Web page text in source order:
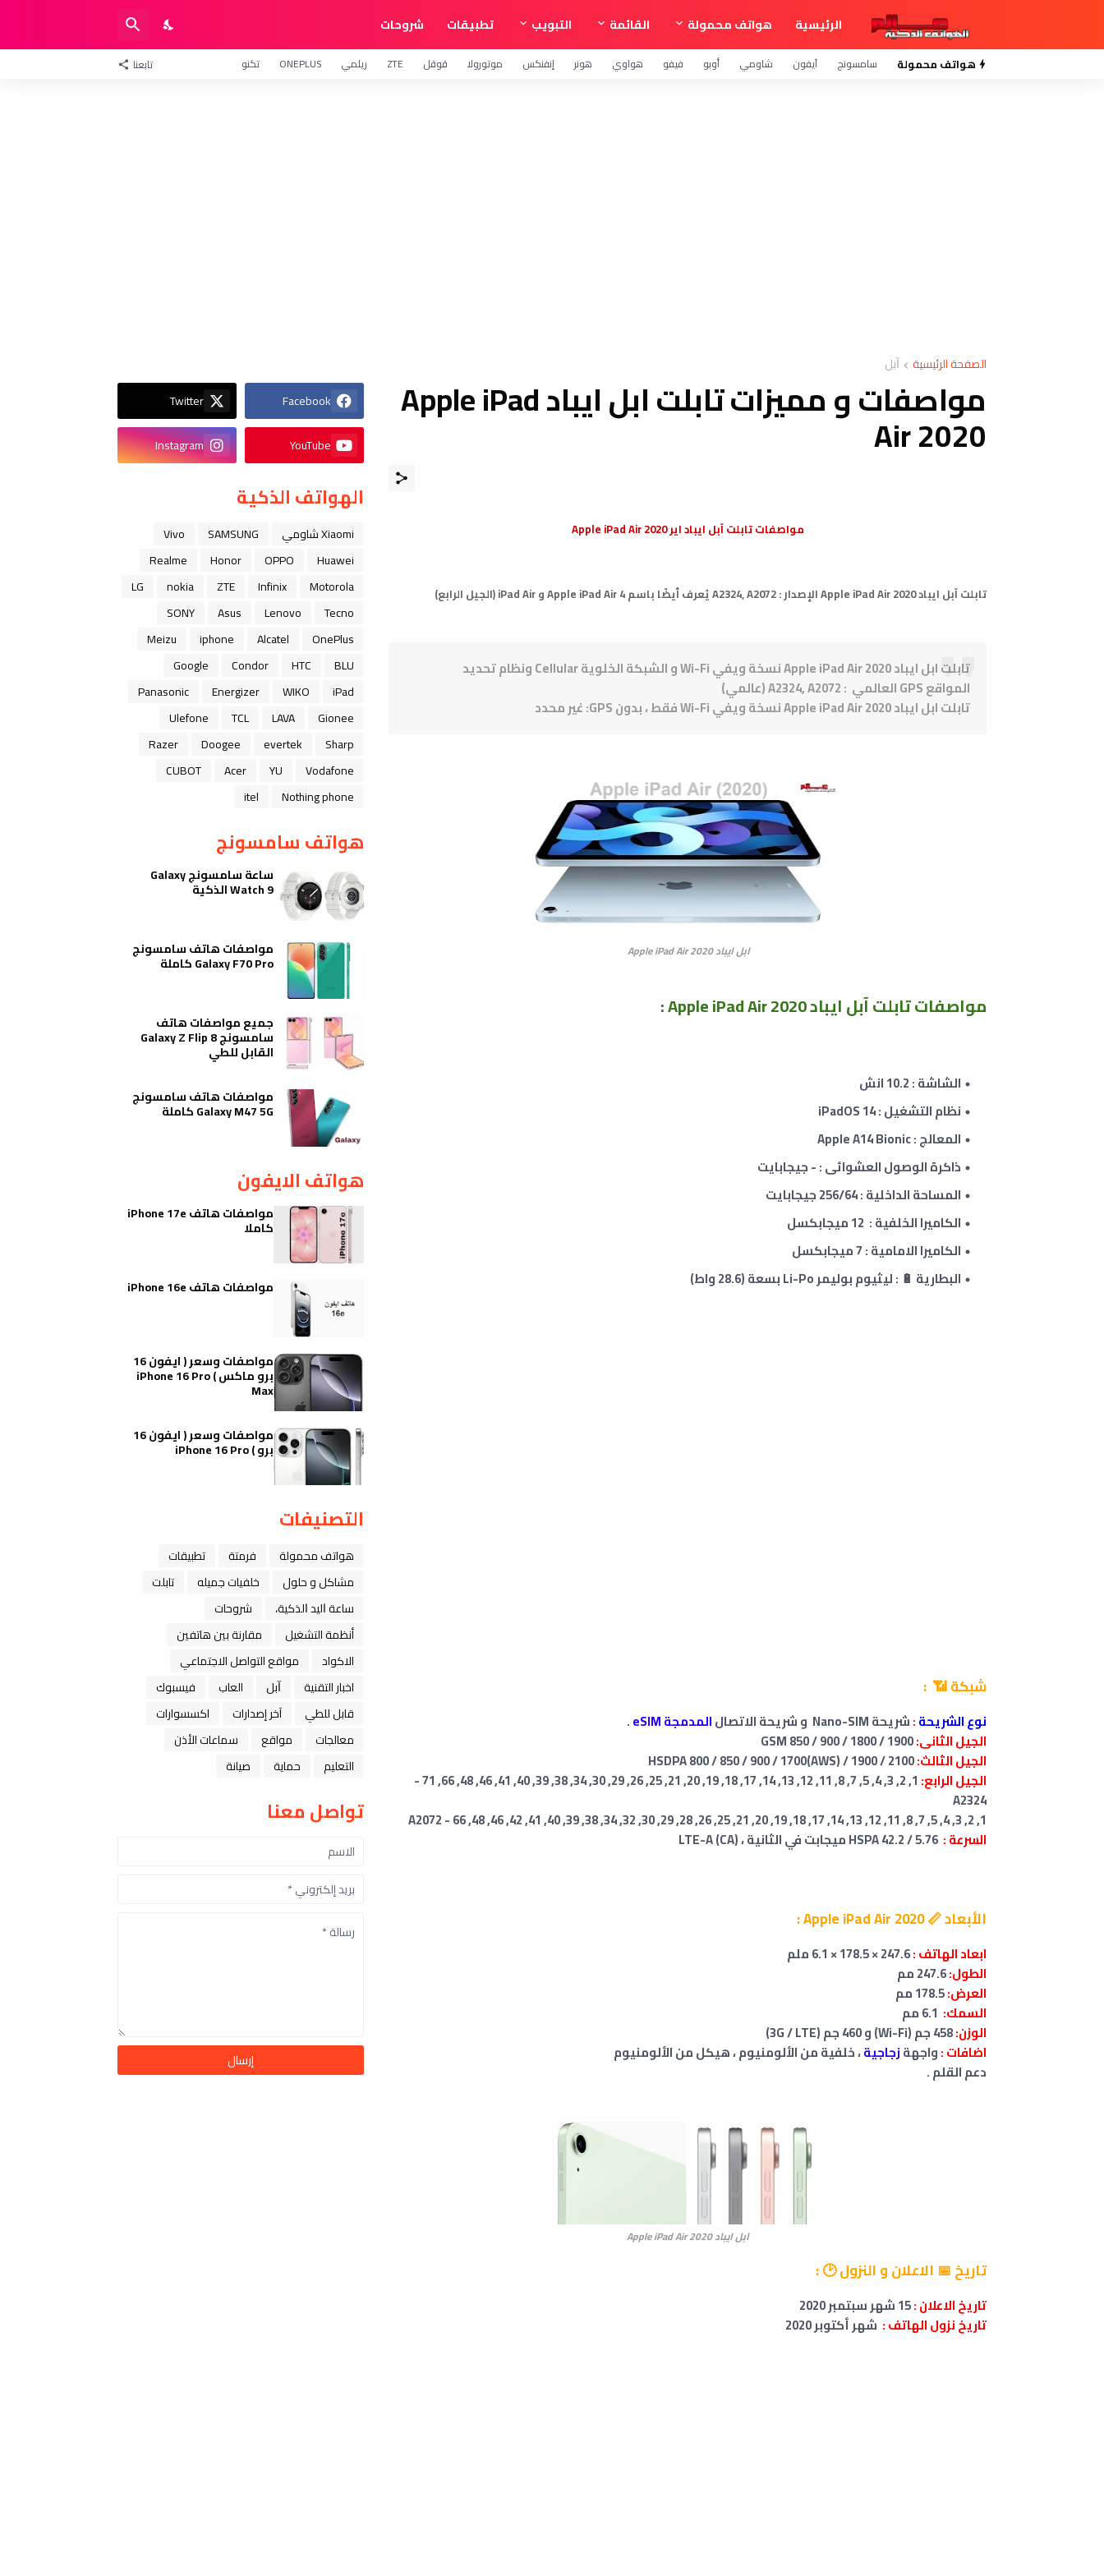
الرئيسية هواتف محمولة القائمة التبويب تطبيقات شروحات
هواتف محمولة سامسونج آيفون شاومي أوبو فيفو هواوي هونر إنفنكس موتورولا قوقل ZTE ريلمي ONEPLUS تكنو تابعنا
الصفحة الرئيسية ﺁﺑﻞ
مواصفات و مميزات تابلت ابل ايباد Apple iPad
Air 2020
مواصفات تابلت آبل ايباد اير 2020 Apple iPad Air
تابلت آبل ايباد Apple iPad Air 2020 الإصدار : A2324, A2072 يُعرف أيضًا باسم Apple iPad Air 4 و iPad Air (الجيل الرابع)
تابلت ابل ايباد Apple iPad Air 2020 نسخة ويفي Wi-Fi و الشبكة الخلوية Cellular ونظام تحديد
المواقع GPS العالمي : A2324, A2072 (عالمي)
تابلت ابل ايباد Apple iPad Air 2020 نسخة ويفي Wi-Fi فقط ، بدون GPS: غير محدد
ابل ايباد Apple iPad Air 2020
مواصفات تابلت آبل ايباد Apple iPad Air 2020 :
الشاشة : 10.2 انش
نظام التشغيل : iPadOS 14
المعالج : Apple A14 Bionic
ذاكرة الوصول العشوائى : - جيجابايت
المساحة الداخلية : 256/64 جيجابايت
الكاميرا الخلفية : 12 ميجابكسل
الكاميرا الامامية : 7 ميجابكسل
البطارية 🔋 : ليثيوم بوليمر Li-Po بسعة (28.6 واط)
شبكة 📶 :
نوع الشريحة:شريحة Nano-SIM و شريحة الاتصال المدمجة eSIM
.
الجيل الثانى:
الجيل الثالث:
الجيل الرابع:
1, 2, 3, 4, 5, 7, 8, 11, 12, 13, 14, 17, 18, 19, 20, 21, 25, 26, 29, 30, 34, 38, 39, 40, 41, 46, 48, 66, 71 -
A2324
1, 2, 3, 4, 5, 7, 8, 11, 12, 13, 14, 17, 18, 19, 20, 21, 25, 26, 28, 29, 30, 32, 34, 38, 39, 40, 41, 42, 46, 48, 66 - A2072
السرعة : HSPA 42.2 / 5.76 ميجابت في الثانية ، LTE-A (CA)
الأبعاد 📏 Apple iPad Air 2020 :
ابعاد الهاتف :
الطول:
العرض:
السمك:
الوزن:
اضافات :واجهةزجاجية، خلفية من الألومنيوم ، هيكل من الألومنيوم
دعم القلم .
ابل ايباد Apple iPad Air 2020
تاريخ 📅 الاعلان و النزول 🕑 :
تاريخ الاعلان :
تاريخ نزول الهاتف : شهر أكتوبر 2020
Facebook
Twitter
YouTube
Instagram
الهواتف الذكية
Xiaomi شاومي SAMSUNG
Vivo
Huawei
OPPO
Honor
Realme
Motorola
Infinix
ZTE
nokia
LG
Tecno
Lenovo
Asus
SONY
OnePlus
Alcatel
iphone
Meizu
BLU
HTC
Condor
Google
iPad
WIKO
Energizer
Panasonic
Gionee
LAVA
TCL
Ulefone
Sharp
evertek
Doogee
Razer
Vodafone
YU
Acer
CUBOT
Nothing phone
itel
هواتف سامسونج
ساعة سامسونج Galaxy
Watch 9 الذكية
مواصفات هاتف سامسونج
Galaxy F70 Pro كاملة
جميع مواصفات هاتف
سامسونج Galaxy Z Flip 8
القابل للطي
مواصفات هاتف سامسونج
Galaxy M47 5G كاملة
هواتف الايفون
مواصفات هاتف iPhone 17e
كاملا
مواصفات هاتف iPhone 16e
مواصفات وسعر ( ايفون 16
برو ماكس ) iPhone 16 Pro
Max
مواصفات وسعر ( ايفون 16
برو ) iPhone 16 Pro
التصنيفات
هواتف محمولة فرمتة
تطبيقات
مشاكل و حلول
خلفيات جميله
تابلت
ﺳﺎﻋﺔ ﺍﻟﻴﺪ ﺍﻟﺬﻛﻴﺔ،
شروحات
أنظمة التشغيل
مقارنة بين هاتفين
الاكواد
مواقع التواصل الاجتماعي
اخبار التقنية
ﺁﺑﻞ العاب
فيسبوك
قابل للطي
آخر إصدارات
اكسسوارات
معالجات
مواقع
سماعات الأذن
التعليم
حماية صيانة
تواصل معنا